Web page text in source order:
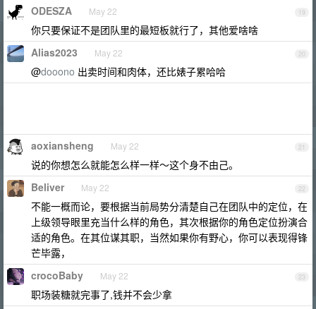
19
ODESZA May 22
你只要保证不是团队里的最短板就行了，其他爱啥啥
20
Alias2023 May 22
@dooono 出卖时间和肉体，还比婊子累哈哈
21
aoxiansheng May 22
说的你想怎么就能怎么样一样～这个身不由己。
22
Beliver May 22
不能一概而论，要根据当前局势分清楚自己在团队中的定位，在
上级领导眼里充当什么样的角色，其次根据你的角色定位扮演合
适的角色。在其位谋其职，当然如果你有野心，你可以表现得锋
芒毕露，
23
crocoBaby May 22
职场装糖就完事了,钱并不会少拿